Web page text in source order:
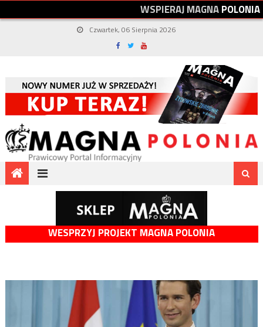
WSPIERAJMAGNAPOLONIA
Czwartek, 06 Sierpnia 2026
WESPRZYJ PROJEKT MAGNA POLONIA